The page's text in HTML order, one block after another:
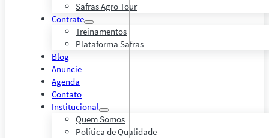
Safras Agro Tour
Contrate
Treinamentos
Plataforma Safras
Blog
Anuncie
Agenda
Contato
Institucional
Quem Somos
Política de Qualidade